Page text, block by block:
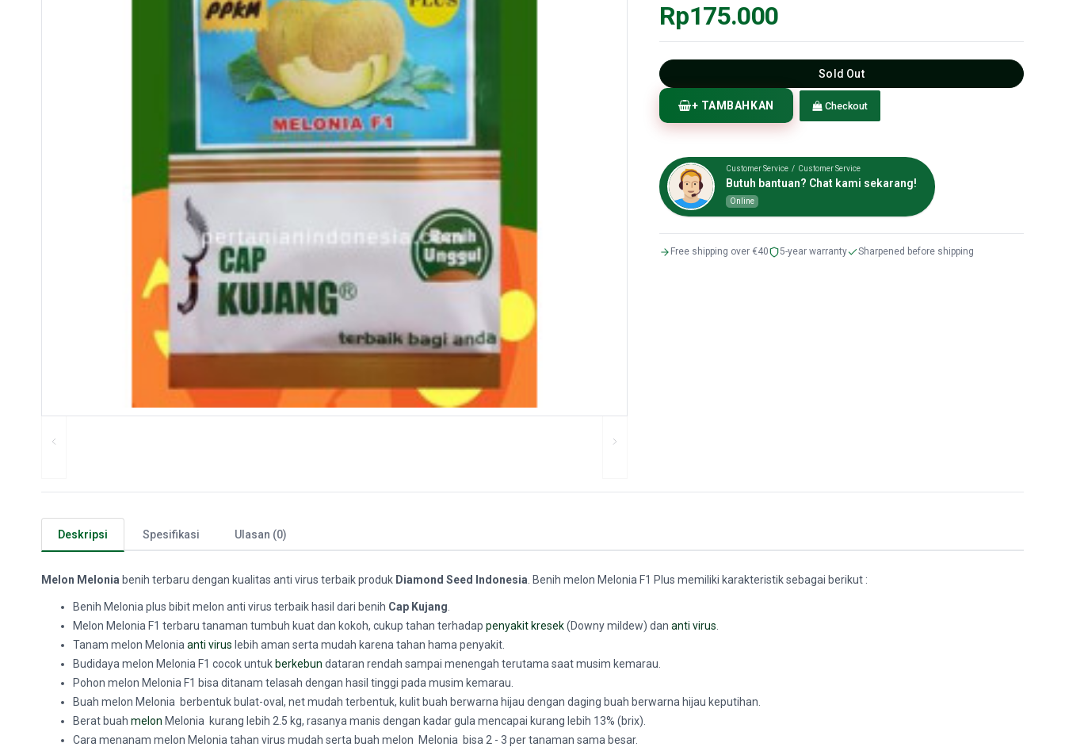
Rp175.000
Sold Out
+ TAMBAHKAN Checkout
Customer Service / Customer Service
Butuh bantuan? Chat kami sekarang!
Online
Free shipping over €40 5-year warranty Sharpened before shipping
Deskripsi Spesifikasi Ulasan (0)
Melon Melonia benih terbaru dengan kualitas anti virus terbaik produk Diamond Seed Indonesia . Benih melon Melonia F1 Plus memiliki karakteristik sebagai berikut :
Benih Melonia plus bibit melon anti virus terbaik hasil dari benih Cap Kujang
Melon Melonia F1 terbaru tanaman tumbuh kuat dan kokoh, cukup tahan terhadap penyakit kresek(Downy mildew) dan anti virus
Tanam melon Melonia anti virus lebih aman serta mudah karena tahan hama penyakit.
Budidaya melon Melonia F1 cocok untuk berkebun dataran rendah sampai menengah terutama saat musim kemarau.
Pohon melon Melonia F1 bisa ditanam telasah dengan hasil tinggi pada musim kemarau.
Buah melon Melonia berbentuk bulat-oval, net mudah terbentuk, kulit buah berwarna hijau dengan daging buah berwarna hijau keputihan.
Berat buah melon Melonia kurang lebih 2.5 kg, rasanya manis dengan kadar gula mencapai kurang lebih 13% (brix).
Cara menanam melon Melonia tahan virus mudah serta buah melon Melonia bisa 2 - 3 per tanaman sama besar.